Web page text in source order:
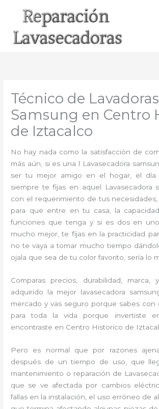
Técnico de Lavadoras
Samsung en Centro
de Iztacalco
No hay nada como la satisfacción de
más aún, si es una l Lavasecadora
ser tu mejor amigo en el hogar, el día
siempre te fijas en aquel Lavasecadora
con el requerimiento de tus
para que entre en tu casa, la
funciones que tenga y si es dos en
mucho mejor, te fijas en la practicidad
no te vaya a tomar mucho tiempo
ojala que sea de tu color favorito, sería lo
Comparas precios, durabilidad, marca,
adquirido la mejor lavasecadora
mercado y vas seguro porque sabes con
para toda la vida porque invertiste
encontraste en Centro Historico de
Pero es normal que por razones
después de un tiempo de uso, que
mantenimiento o reparación de
que se ve afectada por cambios
fallas en la instalación, el uso erróneo de